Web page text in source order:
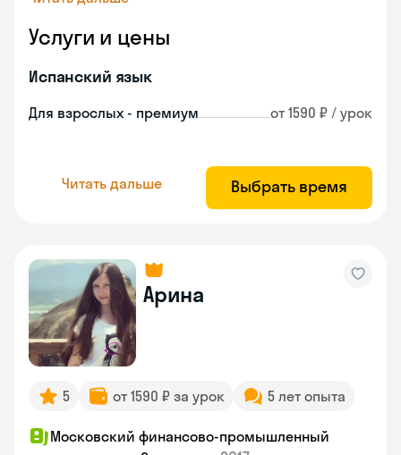
Услуги и цены
Испанский язык
Для взрослых - премиум от 1590 ₽ / урок
Читать дальше Выбрать время
Арина
5 от 1590 ₽ за урок 5 лет опыта
Московский финансово-промышленный